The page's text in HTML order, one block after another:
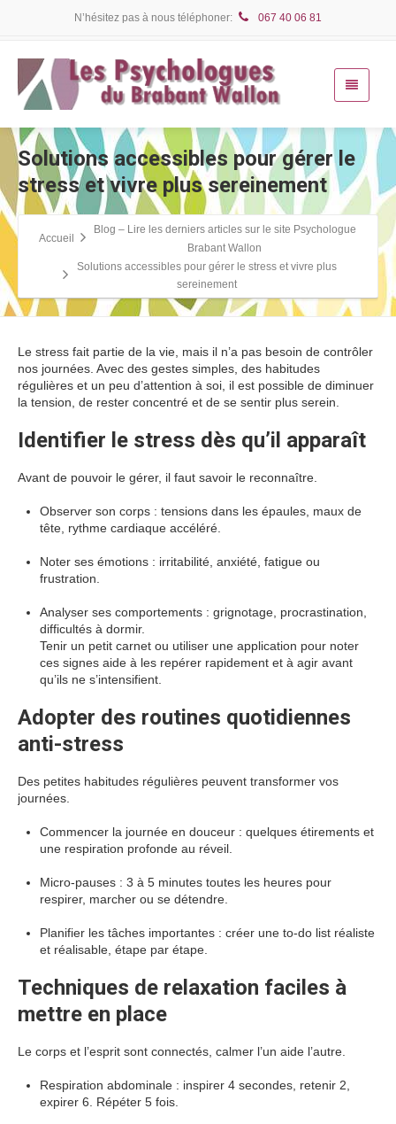
N’hésitez pas à nous téléphoner: 067 40 06 81
Solutions accessibles pour gérer le
stress et vivre plus sereinement
Accueil
Blog – Lire les derniers articles sur le site Psychologue
Brabant Wallon
Solutions accessibles pour gérer le stress et vivre plus
sereinement
Le stress fait partie de la vie, mais il n’a pas besoin de contrôler
nos journées. Avec des gestes simples, des habitudes
régulières et un peu d’attention à soi, il est possible de diminuer
la tension, de rester concentré et de se sentir plus serein.
Identifier le stress dès qu’il apparaît
Avant de pouvoir le gérer, il faut savoir le reconnaître.
Observer son corps : tensions dans les épaules, maux de
tête, rythme cardiaque accéléré.
Noter ses émotions : irritabilité, anxiété, fatigue ou
frustration.
Analyser ses comportements : grignotage, procrastination,
difficultés à dormir.
Tenir un petit carnet ou utiliser une application pour noter
ces signes aide à les repérer rapidement et à agir avant
qu’ils ne s’intensifient.
Adopter des routines quotidiennes
anti-stress
Des petites habitudes régulières peuvent transformer vos
journées.
Commencer la journée en douceur : quelques étirements et
une respiration profonde au réveil.
Micro-pauses : 3 à 5 minutes toutes les heures pour
respirer, marcher ou se détendre.
Planifier les tâches importantes : créer une to-do list réaliste
et réalisable, étape par étape.
Techniques de relaxation faciles à
mettre en place
Le corps et l’esprit sont connectés, calmer l’un aide l’autre.
Respiration abdominale : inspirer 4 secondes, retenir 2,
expirer 6. Répéter 5 fois.